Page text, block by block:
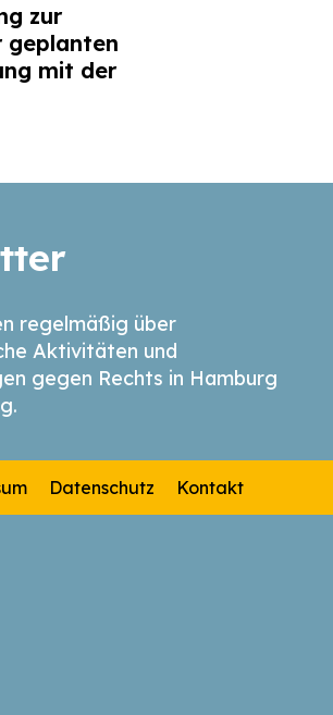
zur
geplanten
mit der
regelmäßig über
Aktivitäten und
gegen Rechts in Hamburg
Datenschutz Kontakt